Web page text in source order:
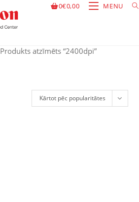
0€0,00 MENU
Produkts atzīmēts “2400dpi”
Kārtot pēc popularitātes